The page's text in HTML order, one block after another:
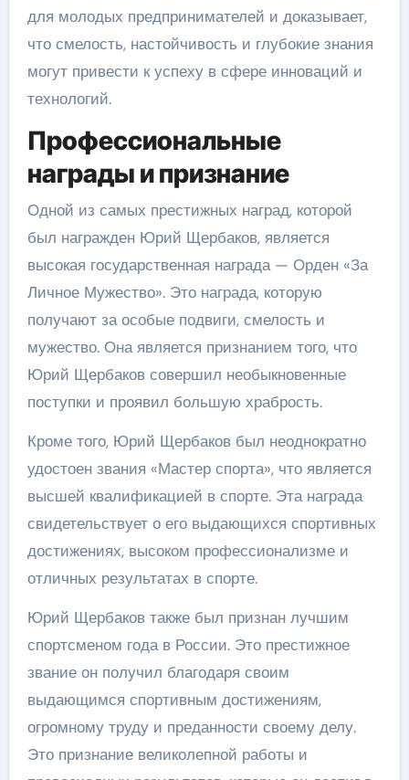
для молодых предпринимателей и доказывает,
что смелость, настойчивость и глубокие знания
могут привести к успеху в сфере инноваций и
технологий.
Профессиональные
награды и признание
Одной из самых престижных наград, которой
был награжден Юрий Щербаков, является
высокая государственная награда — Орден «За
Личное Мужество». Это награда, которую
получают за особые подвиги, смелость и
мужество. Она является признанием того, что
Юрий Щербаков совершил необыкновенные
поступки и проявил большую храбрость.
Кроме того, Юрий Щербаков был неоднократно
удостоен звания «Мастер спорта», что является
высшей квалификацией в спорте. Эта награда
свидетельствует о его выдающихся спортивных
достижениях, высоком профессионализме и
отличных результатах в спорте.
Юрий Щербаков также был признан лучшим
спортсменом года в России. Это престижное
звание он получил благодаря своим
выдающимся спортивным достижениям,
огромному труду и преданности своему делу.
Это признание великолепной работы и